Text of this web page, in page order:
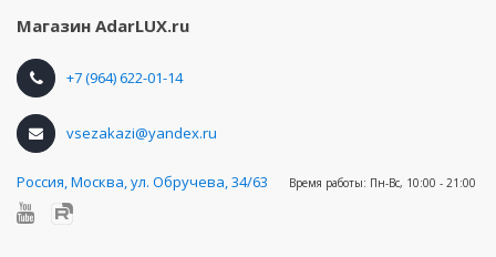
Магазин AdarLUX.ru
+7 (964) 622-01-14
vsezakazi@yandex.ru
Россия,Москва, ул. Обручева, 34/63 Время работы: Пн-Вс, 10:00 - 21:00